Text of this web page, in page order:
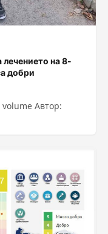
на 8-
добри
Автор: